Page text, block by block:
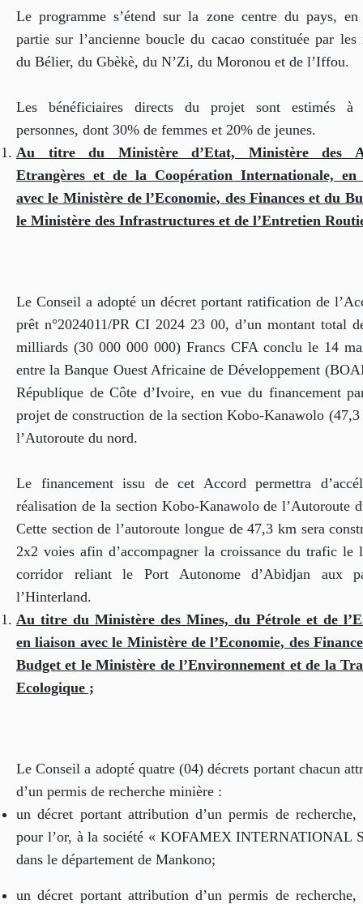
Le programme s’étend sur la zone centre du pays, en
partie sur l’ancienne boucle du cacao constituée par les
du Bélier, du Gbèkè, du N’Zi, du Moronou et de l’Iffou.
Les bénéficiaires directs du projet sont estimés à
personnes, dont 30% de femmes et 20% de jeunes.
Au titre du Ministère d’Etat, Ministère des
Etrangères et de la Coopération Internationale, en
avec le Ministère de l’Economie, des Finances et du
le Ministère des Infrastructures et de l’Entretien
Le Conseil a adopté un décret portant ratification de
prêt n°2024011/PR CI 2024 23 00, d’un montant total
milliards (30 000 000 000) Francs CFA conclu le 14
entre la Banque Ouest Africaine de Développement
République de Côte d’Ivoire, en vue du financement
projet de construction de la section Kobo-Kanawolo
l’Autoroute du nord.
Le financement issu de cet Accord permettra
réalisation de la section Kobo-Kanawolo de l’Autoroute
Cette section de l’autoroute longue de 47,3 km sera
2x2 voies afin d’accompagner la croissance du trafic le
corridor reliant le Port Autonome d’Abidjan aux
l’Hinterland.
Au titre du Ministère des Mines, du Pétrole et de
en liaison avec le Ministère de l’Economie, des
Budget et le Ministère de l’Environnement et de la
Ecologique ;
Le Conseil a adopté quatre (04) décrets portant chacun
d’un permis de recherche minière :
un décret portant attribution d’un permis de recherche,
pour l’or, à la société « KOFAMEX INTERNATIONAL
dans le département de Mankono;
un décret portant attribution d’un permis de recherche,